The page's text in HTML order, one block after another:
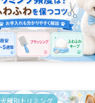
犬種別トリミング